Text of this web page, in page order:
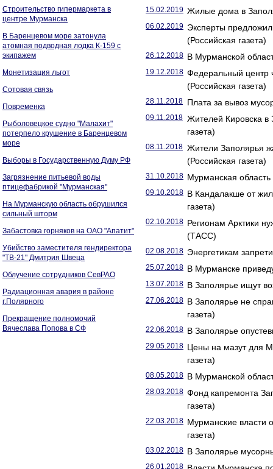
Строительство гипермаркета в
центре Мурманска
В Баренцевом море затонула
атомная подводная лодка К-159 с
экипажем
Монетизация льгот
Сотовая связь
Повременка
Рыболовецкое судно "Малахит"
потерпело крушение в Баренцевом
море
Выборы в Государственную Думу РФ
Загрязнение питьевой воды
птицефабрикой "Мурманская"
На Мурманскую область обрушился
сильный шторм
Забастовка горняков на ОАО "Апатит"
Убийство заместителя гендиректора
"ТВ-21" Дмитрия Швеца
Облучение сотрудников СевРАО
Радиационная авария в районе
г.Полярного
Прекращение полномочий
Вячеслава Попова в СФ
15.02.2019 Жилые дома в
06.02.2019 Эксперты
(Российская газета)
26.12.2018 В Мурманской
19.12.2018 Федеральный центр
(Российская газета)
28.11.2018 Плата за вывоз
09.11.2018 Жителей Кировска в
газета)
08.11.2018 Жители Заполярья
(Российская газета)
31.10.2018 Мурманская
09.10.2018 В Кандалакше от
газета)
02.10.2018 Регионам Арктики
(ТАСС)
02.08.2018 Энергетикам
25.07.2018 В Мурманске
13.07.2018 В Заполярье ищут
27.06.2018 В Заполярье не
газета)
22.06.2018 В Заполярье
29.05.2018 Цены на мазут для
газета)
08.05.2018 В Мурманской
28.03.2018 Фонд капремонта
газета)
22.03.2018 Мурманские власти
газета)
03.02.2018 В Заполярье
26.01.2018